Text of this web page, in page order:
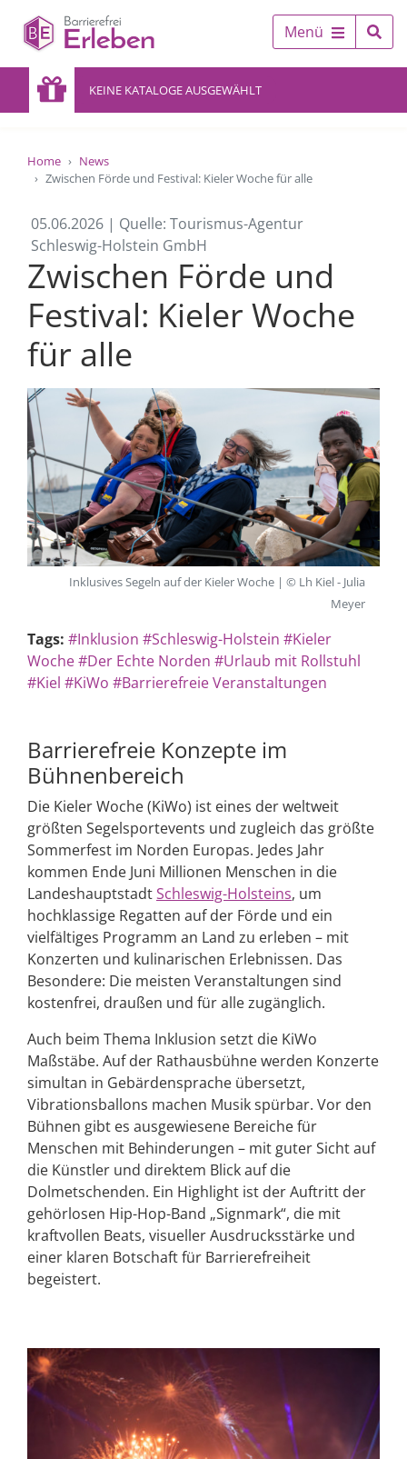
Menü
KEINE KATALOGE AUSGEWÄHLT
Home
News
Zwischen Förde und Festival: Kieler Woche für alle
05.06.2026 | Quelle: Tourismus-Agentur
Schleswig-Holstein GmbH
Zwischen Förde und
Festival: Kieler Woche
für alle
Inklusives Segeln auf der Kieler Woche | © Lh Kiel - Julia
Meyer
Tags: #Inklusion #Schleswig-Holstein #Kieler
Woche#Der Echte Norden #Urlaub mit Rollstuhl
#Kiel #KiWo #Barrierefreie Veranstaltungen
Barrierefreie Konzepte im
Bühnenbereich
Die Kieler Woche (KiWo) ist eines der weltweit
größten Segelsportevents und zugleich das größte
Sommerfest im Norden Europas. Jedes Jahr
kommen Ende Juni Millionen Menschen in die
LandeshauptstadtSchleswig-Holsteins, um
hochklassige Regatten auf der Förde und ein
vielfältiges Programm an Land zu erleben – mit
Konzerten und kulinarischen Erlebnissen. Das
Besondere: Die meisten Veranstaltungen sind
kostenfrei, draußen und für alle zugänglich.
Auch beim Thema Inklusion setzt die KiWo
Maßstäbe. Auf der Rathausbühne werden Konzerte
simultan in Gebärdensprache übersetzt,
Vibrationsballons machen Musik spürbar. Vor den
Bühnen gibt es ausgewiesene Bereiche für
Menschen mit Behinderungen – mit guter Sicht auf
die Künstler und direktem Blick auf die
Dolmetschenden. Ein Highlight ist der Auftritt der
gehörlosen Hip-Hop-Band „Signmark“, die mit
kraftvollen Beats, visueller Ausdrucksstärke und
einer klaren Botschaft für Barrierefreiheit
begeistert.